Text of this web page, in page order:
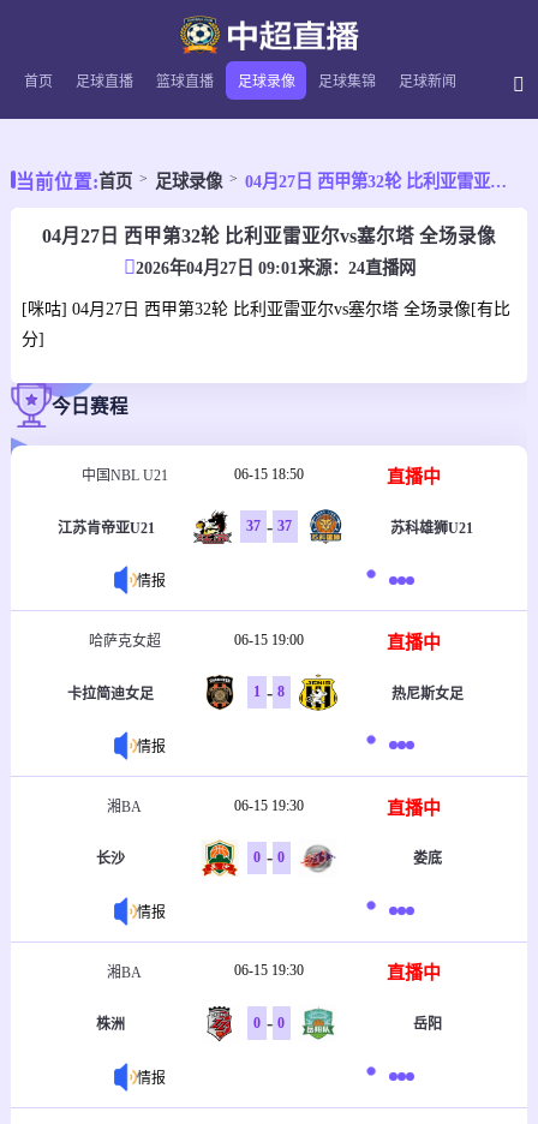
首页 足球直播 篮球直播 足球录像 足球集锦 足球新闻
当前位置:首页 足球录像 04月27日 西甲第32轮 比利亚雷亚尔vs塞尔塔 全场录像
04月27日 西甲第32轮 比利亚雷亚尔vs塞尔塔 全场录像
2026年04月27日 09:01来源： 24直播网
[咪咕] 04月27日 西甲第32轮 比利亚雷亚尔vs塞尔塔 全场录像[有比
分]
今日赛程
中国NBL U21 06-15 18:50 直播中
江苏肯帝亚U21 37 - 37 苏科雄狮U21
情报
哈萨克女超 06-15 19:00 直播中
卡拉简迪女足 1 - 8 热尼斯女足
情报
湘BA 06-15 19:30 直播中
长沙 0 - 0 娄底
情报
湘BA 06-15 19:30 直播中
株洲 0 - 0 岳阳
情报